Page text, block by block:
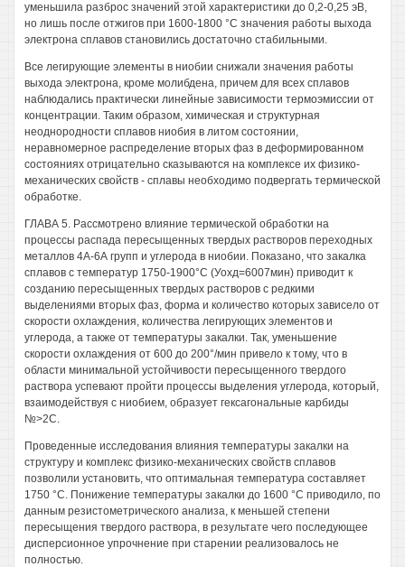
уменьшила разброс значений этой характеристики до 0,2-0,25 эВ,
но лишь после отжигов при 1600-1800 °С значения работы выхода
электрона сплавов становились достаточно стабильными.
Все легирующие элементы в ниобии снижали значения работы
выхода электрона, кроме молибдена, причем для всех сплавов
наблюдались практически линейные зависимости термоэмиссии от
концентрации. Таким образом, химическая и структурная
неоднородности сплавов ниобия в литом состоянии,
неравномерное распределение вторых фаз в деформированном
состояниях отрицательно сказываются на комплексе их физико-
механических свойств - сплавы необходимо подвергать термической
обработке.
ГЛАВА 5. Рассмотрено влияние термической обработки на
процессы распада пересыщенных твердых растворов переходных
металлов 4А-6А групп и углерода в ниобии. Показано, что закалка
сплавов с температур 1750-1900°С (Уохд=6007мин) приводит к
созданию пересыщенных твердых растворов с редкими
выделениями вторых фаз, форма и количество которых зависело от
скорости охлаждения, количества легирующих элементов и
углерода, а также от температуры закалки. Так, уменьшение
скорости охлаждения от 600 до 200°/мин привело к тому, что в
области минимальной устойчивости пересыщенного твердого
раствора успевают пройти процессы выделения углерода, который,
взаимодействуя с ниобием, образует гексагональные карбиды
№>2С.
Проведенные исследования влияния температуры закалки на
структуру и комплекс физико-механических свойств сплавов
позволили установить, что оптимальная температура составляет
1750 °С. Понижение температуры закалки до 1600 °С приводило, по
данным резистометрического анализа, к меньшей степени
пересыщения твердого раствора, в результате чего последующее
дисперсионное упрочнение при старении реализовалось не
полностью.